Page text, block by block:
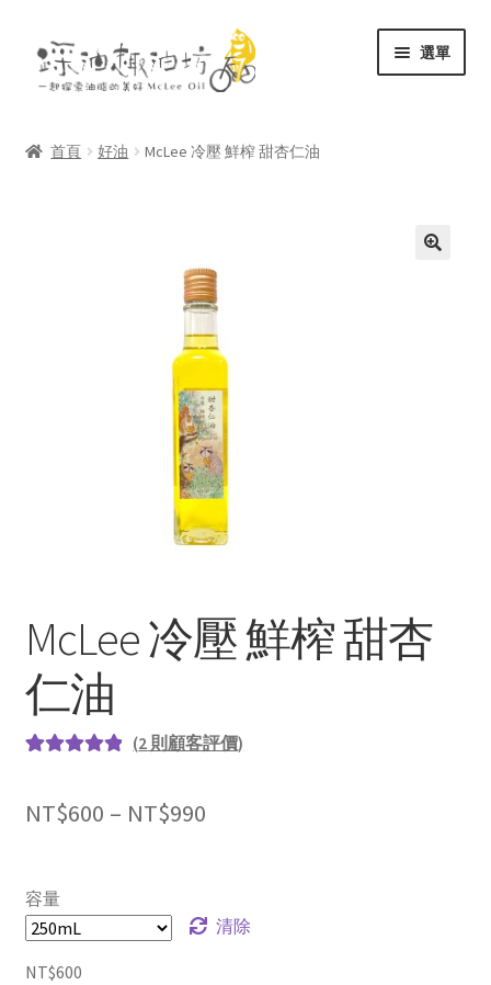
至
導
列
至
主
內
選單
選
首頁 好油 McLee 冷壓 鮮榨 甜杏仁油
McLee 冷壓 鮮榨 甜杏
仁油
顧客進行評
(2 則顧客評價)
NT$600 – NT$990
容量
清除
NT$600